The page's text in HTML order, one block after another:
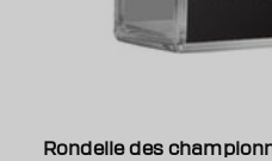
Rondelle des